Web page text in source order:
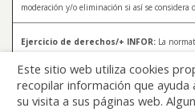
moderación y/o eliminación si así se considera
Ejercicio de derechos/+ INFOR: La
rectificar y a solicitar la supresión de sus
tratamiento de sus datos y la forma en que
Este sitio web utiliza cookies
recopilar información que
su visita a sus páginas web.